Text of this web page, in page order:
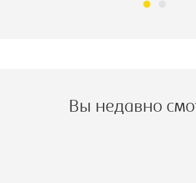
Вы недавно